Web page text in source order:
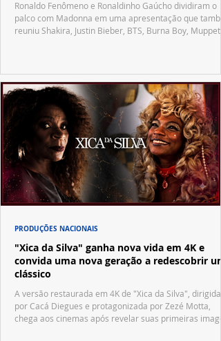
Ronaldo Fenômeno e Ronaldinho Gaúcho dividiram o
palco com Madonna em uma apresentação que
reuniu Shakira, Justin Bieber, BTS, Burna Boy, Muppets,
"Xica da Silva" ganha nova vida em 4K e
convida uma nova geração a redescobrir um
clássico
A versão restaurada em 4K de "Xica da Silva", dirigida
por Cacá Diegues e protagonizada por Zezé Motta,
chega aos cinemas após revelar suas primeiras
PRODUÇÕES NACIONAIS